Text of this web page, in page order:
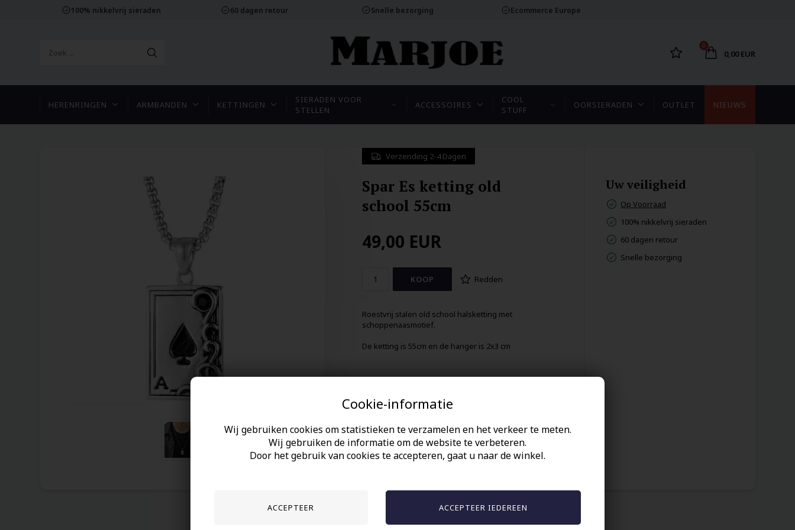
Cookie-informatie
Wij gebruiken cookies om statistieken te verzamelen en het verkeer te meten.
Wij gebruiken de informatie om de website te verbeteren.
Door het gebruik van cookies te accepteren, gaat u naar de winkel.
100% nikkelvrij sieraden 60 dagen retour Snelle bezorging Ecommerce Europe
0
0,00 EUR
HERENRINGEN ARMBANDEN KETTINGEN
SIERADEN VOOR
STELLEN
ACCESSOIRES
COOL
STUFF
OORSIERADEN OUTLET NIEUWS
Verzending 2-4 Dagen
Spar Es ketting old
school 55cm
49,00 EUR
Redden
Roestvrij stalen old school halsketting met
schoppenaasmotief.
De ketting is 55cm en de hanger is 2x3 cm
Uw veiligheid
Op Voorraad
100% nikkelvrij sieraden
60 dagen retour
Snelle bezorging
Anderen gekocht hebben ook